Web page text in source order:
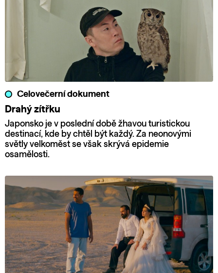
Celovečerní dokument
Drahý zítřku
Japonsko je v poslední době žhavou turistickou
destinací, kde by chtěl být každý. Za neonovými
světly velkoměst se však skrývá epidemie
osamělosti.